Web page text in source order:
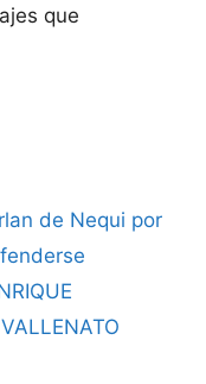
que
de Nequi por